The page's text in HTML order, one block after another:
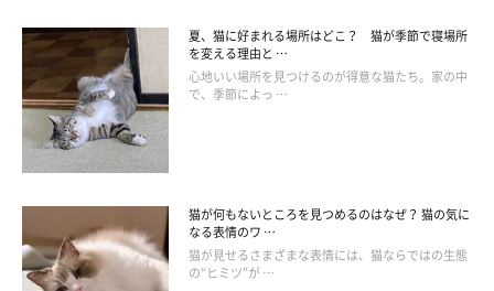
ねこのきもち投稿写真ギャラリー
ブリティッシュショートヘアは賢いことでも知られる猫種。ま
夏、猫に好まれる場所はどこ？ 猫が季節で寝場所
を変える理由と …
心地いい場所を見つけるのが得意な猫たち。家の中
で、季節によっ …
猫が何もないところを見つめるのはなぜ？ 猫の気に
なる表情のワ …
猫が見せるさまざまな表情には、猫ならではの生態
の“ヒミツ”が …